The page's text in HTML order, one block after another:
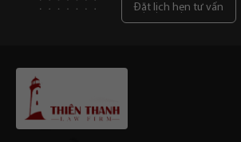
Đặt lịch hẹn tư vấn